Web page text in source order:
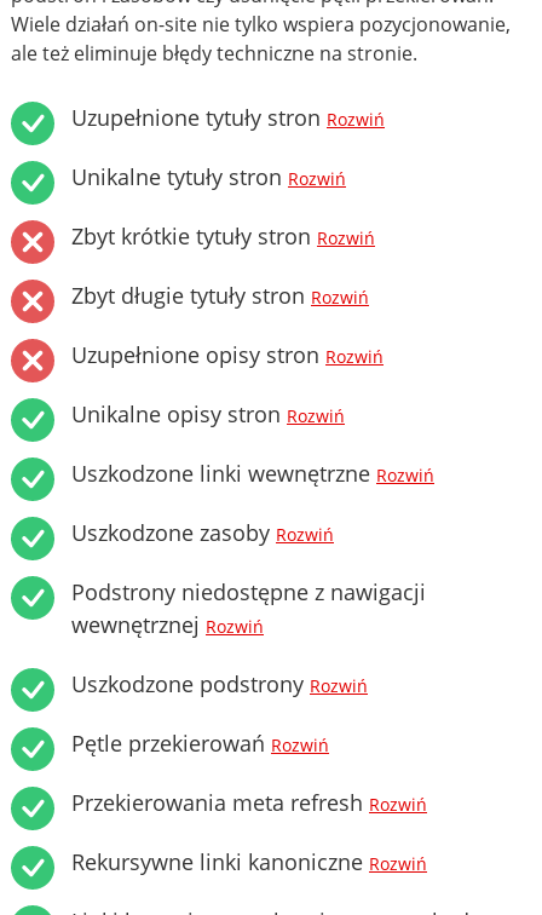
Wiele działań on-site nie tylko wspiera pozycjonowanie,
ale też eliminuje błędy techniczne na stronie.
Uzupełnione tytuły stron Rozwiń
Unikalne tytuły stron Rozwiń
Zbyt krótkie tytuły stron Rozwiń
Zbyt długie tytuły stron Rozwiń
Uzupełnione opisy stron Rozwiń
Unikalne opisy stron Rozwiń
Uszkodzone linki wewnętrzne Rozwiń
Uszkodzone zasoby Rozwiń
Podstrony niedostępne z nawigacji
wewnętrznej Rozwiń
Uszkodzone podstrony Rozwiń
Pętle przekierowań Rozwiń
Przekierowania meta refresh Rozwiń
Rekursywne linki kanoniczne Rozwiń